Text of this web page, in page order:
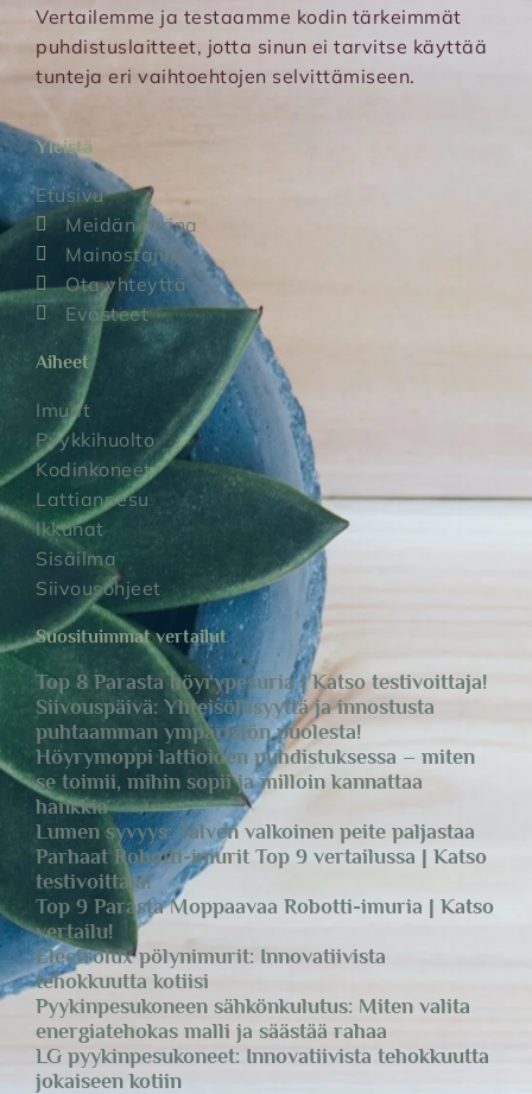
Vertailemme ja testaamme kodin tärkeimmät
puhdistuslaitteet, jotta sinun ei tarvitse käyttää
tunteja eri vaihtoehtojen selvittämiseen.
Yleistä
Etusivu
Meidän tarina
Mainostajille
Ota yhteyttä
Evästeet
Aiheet
Imurit
Pyykkihuolto
Kodinkoneet
Lattianpesu
Ikkunat
Sisäilma
Siivousohjeet
Suosituimmat vertailut
Top 8 Parasta höyrypesuria | Katso testivoittaja!
Siivouspäivä: Yhteisöllisyyttä ja innostusta
puhtaamman ympäristön puolesta!
Höyrymoppi lattioiden puhdistuksessa – miten
se toimii, mihin sopii ja milloin kannattaa
hankkia
Lumen syvyys: Talven valkoinen peite paljastaa
Parhaat Robotti-imurit Top 9 vertailussa | Katso
testivoittaja!
Top 9 Parasta Moppaavaa Robotti-imuria | Katso
vertailu!
Electrolux pölynimurit: Innovatiivista
tehokkuutta kotiisi
Pyykinpesukoneen sähkönkulutus: Miten valita
energiatehokas malli ja säästää rahaa
LG pyykinpesukoneet: Innovatiivista tehokkuutta
jokaiseen kotiin